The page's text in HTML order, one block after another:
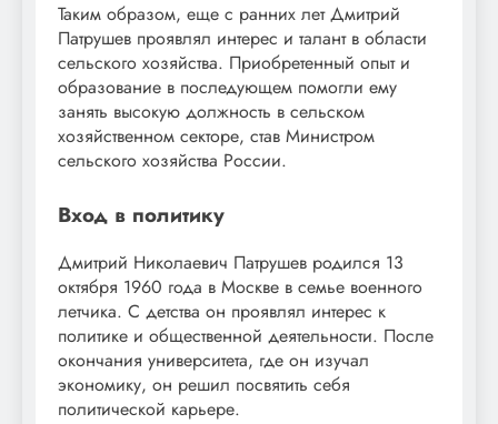
Таким образом, еще с ранних лет Дмитрий
Патрушев проявлял интерес и талант в области
сельского хозяйства. Приобретенный опыт и
образование в последующем помогли ему
занять высокую должность в сельском
хозяйственном секторе, став Министром
сельского хозяйства России.
Вход в политику
Дмитрий Николаевич Патрушев родился 13
октября 1960 года в Москве в семье военного
летчика. С детства он проявлял интерес к
политике и общественной деятельности. После
окончания университета, где он изучал
экономику, он решил посвятить себя
политической карьере.